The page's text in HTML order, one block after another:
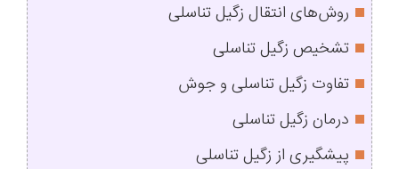
روش‌های انتقال زگیل تناسلی
تشخیص زگیل تناسلی
تفاوت زگیل تناسلی و جوش
درمان زگیل تناسلی
پیشگیری از زگیل تناسلی